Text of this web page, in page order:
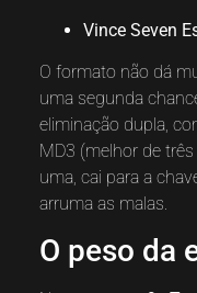
Vince Seven
O formato não dá
uma segunda
eliminação dupla,
MD3 (melhor de
uma, cai para a
arruma as malas.
O peso da